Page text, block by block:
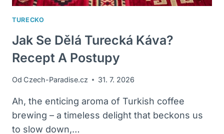
TURECKO
Jak Se Dělá Turecká Káva?
Recept A Postupy
Od Czech-Paradise.cz 31. 7. 2026
Ah, the enticing aroma of Turkish coffee
brewing – a timeless delight that beckons us
to slow down,…